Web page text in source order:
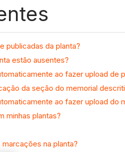
publicadas da planta?
estão ausentes?
ao fazer upload de
da seção do memorial
ao fazer upload do
minhas plantas?
na planta?